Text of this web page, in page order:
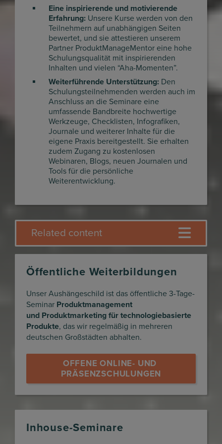
Eine inspirierende und motivierende
Erfahrung: Unsere Kurse werden von den
Teilnehmern auf unabhängigen Seiten
bewertet, und sie attestieren unserem
Partner ProduktManageMentor eine hohe
Schulungsqualität mit inspirierenden
Inhalten und vielen “Aha-Momenten”.
Weiterführende Unterstützung: Den
Schulungsteilnehmenden werden auch im
Anschluss an die Seminare eine
umfassende Bandbreite hochwertige
Werkzeuge, Checklisten, Infografiken,
Journale und weiterer Inhalte für die
eigene Praxis bereitgestellt. Sie erhalten
zudem Zugang zu kostenlosen
Webinaren, Blogs, neuen Journalen und
Tools für die persönliche
Weiterentwicklung.
Related content
Öffentliche Weiterbildungen
Unser Aushängeschild ist das öffentliche 3-Tage-
Seminar Produktmanagement
und Produktmarketing für technologiebasierte
Produkte, das wir regelmäßig in mehreren
deutschen Großstädten abhalten.
OFFENE ONLINE- UND
PRÄSENZSCHULUNGEN
Inhouse-Seminare